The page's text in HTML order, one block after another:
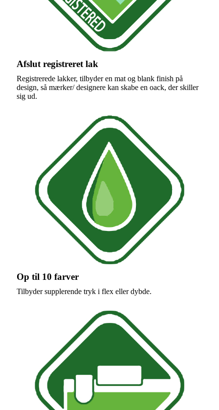
Afslut registreret lak
Registrerede lakker, tilbyder en mat og blank finish på
design, så mærker/ designere kan skabe en oack, der skiller
sig ud.
Op til 10 farver
Tilbyder supplerende tryk i flex eller dybde.